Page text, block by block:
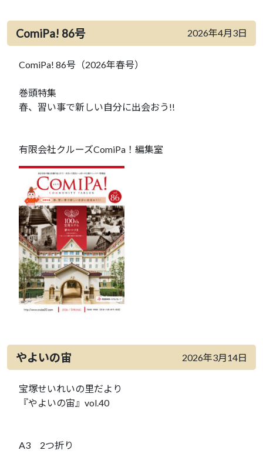
ComiPa! 86号 2026年4月3日
ComiPa! 86号（2026年春号）
巻頭特集
春、習い事で新しい自分に出会おう!!
有限会社クルーズComiPa！編集室
やよいの宙 2026年3月14日
宝塚せいれいの里だより
『やよいの宙』vol.40
A3 2つ折り